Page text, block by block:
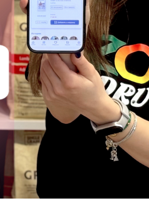
(0 Rəylər)
Çəki Qiymət
Almaq
Кq (çəki ilə)
16.80
15 kg